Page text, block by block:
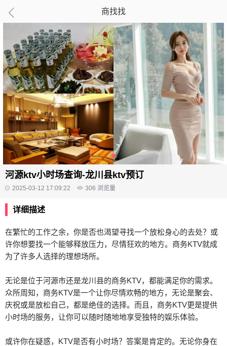
商找找
河源ktv小时场查询-龙川县ktv预订
2025-03-12 17:09:22 306 浏览量
详细描述
在繁忙的工作之余，你是否也渴望寻找一个放松身心的去处？或
许你想要找一个能够释放压力，尽情狂欢的地方。商务KTV就成
为了许多人选择的理想场所。
无论是位于河源市还是龙川县的商务KTV，都能满足你的需求。
众所周知，商务KTV是一个让你尽情欢畅的地方，无论是聚会、
庆祝或是放松自己，都是绝佳的选择。而且，商务KTV更是提供
小时场的服务，让你可以随时随地地享受独特的娱乐体验。
或许你在疑惑，KTV是否有小时场？答案是肯定的。无论你身在